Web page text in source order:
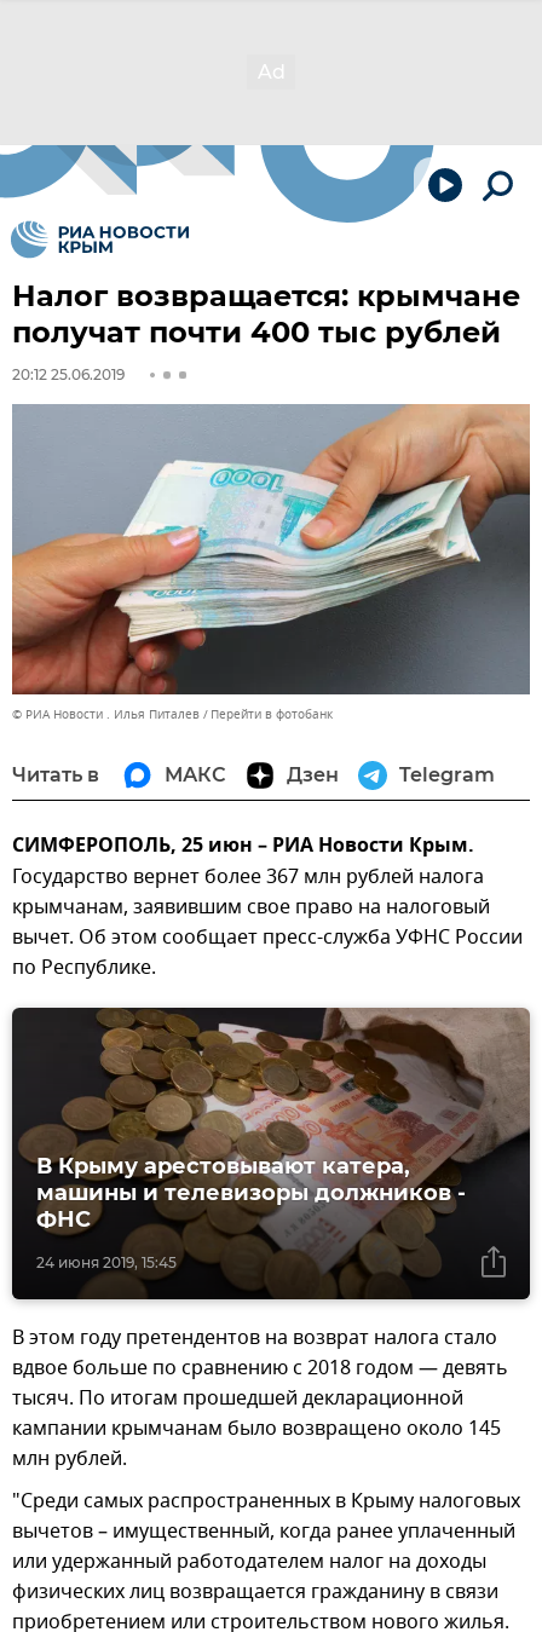
Налог возвращается: крымчане
получат почти 400 тыс рублей
20:12 25.06.2019
© РИА Новости . Илья Питалев Перейти в фотобанк
Читать в МАКС Дзен Telegram
СИМФЕРОПОЛЬ, 25 июн – РИА Новости Крым.
Государство вернет более 367 млн рублей налога
крымчанам, заявившим свое право на налоговый
вычет. Об этом сообщает пресс-служба УФНС России
по Республике.
24 июня 2019, 15:45
В Крыму арестовывают катера,
машины и телевизоры должников -
ФНС
В этом году претендентов на возврат налога стало
вдвое больше по сравнению с 2018 годом — девять
тысяч. По итогам прошедшей декларационной
кампании крымчанам было возвращено около 145
млн рублей.
"Среди самых распространенных в Крыму налоговых
вычетов – имущественный, когда ранее уплаченный
или удержанный работодателем налог на доходы
физических лиц возвращается гражданину в связи
приобретением или строительством нового жилья.